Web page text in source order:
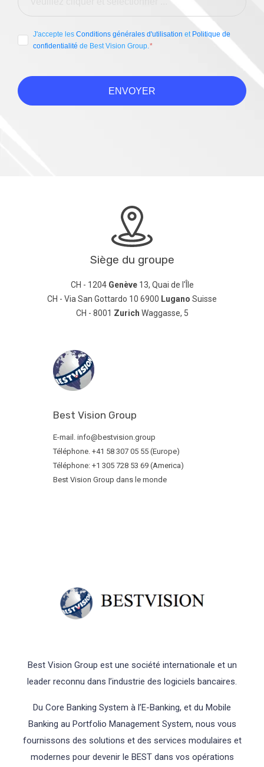
J'accepte les Conditions générales d'utilisation et Politique de
confidentialité de Best Vision Group.
ENVOYER
Siège du groupe
CH - 1204 Genève13, Quai de l'Île
CH - Via San Gottardo 10 6900 Lugano Suisse
CH - 8001 Zurich Waggasse, 5
Best Vision Group
E-mail. info@bestvision.group
Téléphone. +41 58 307 05 55 (Europe)
Téléphone: +1 305 728 53 69 (America)
Best Vision Group dans le monde
Best Vision Group est une société internationale et un
leader reconnu dans l’industrie des logiciels bancaires.
Du Core Banking System à l’E-Banking, et du Mobile
Banking au Portfolio Management System, nous vous
fournissons des solutions et des services modulaires et
modernes pour devenir le BEST dans vos opérations